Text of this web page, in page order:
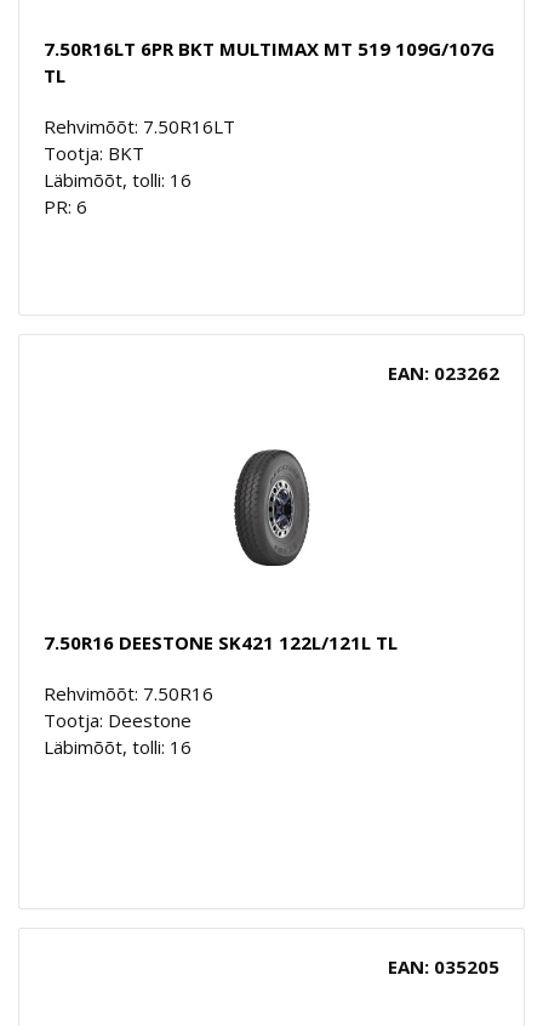
7.50R16LT 6PR BKT MULTIMAX MT 519 109G/107G
TL
Rehvimõõt: 7.50R16LT
Tootja: BKT
Läbimõõt, tolli: 16
PR: 6
EAN: 023262
7.50R16 DEESTONE SK421 122L/121L TL
Rehvimõõt: 7.50R16
Tootja: Deestone
Läbimõõt, tolli: 16
EAN: 035205